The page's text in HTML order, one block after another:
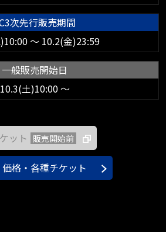
次先行販売期間
～ 10.2(金)23:59
一般販売開始日
10.3(土)10:00 ～
ット 販売開始前
格・各種チケット